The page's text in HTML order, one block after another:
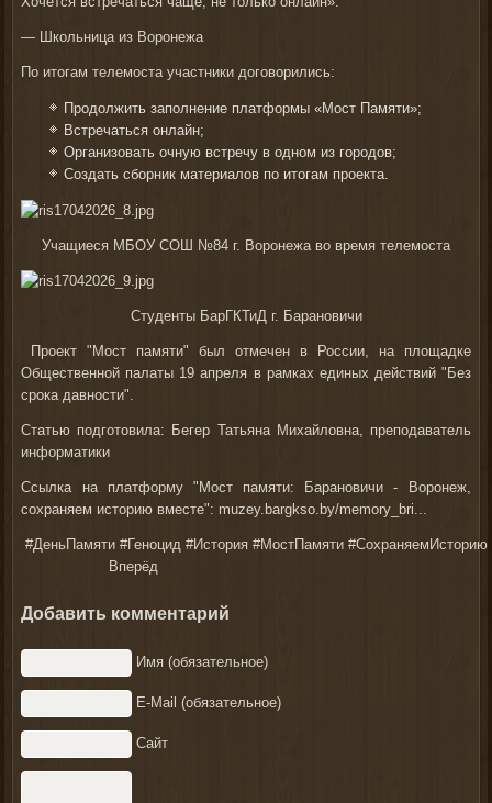
— Школьница из Воронежа
По итогам телемоста участники договорились:
Продолжить заполнение платформы «Мост Памяти»;
Встречаться онлайн;
Организовать очную встречу в одном из городов;
Создать сборник материалов по итогам проекта.
Учащиеся МБОУ СОШ №84 г. Воронежа во время телемоста
Студенты БарГКТиД г. Барановичи
Проект "Мост памяти" был отмечен в России, на площадке
Общественной палаты 19 апреля в рамках единых действий "Без
срока давности".
Статью подготовила: Бегер Татьяна Михайловна, преподаватель
информатики
Ссылка на платформу "Мост памяти: Барановичи - Воронеж,
сохраняем историю вместе": muzey.bargkso.by/memory_bri...
#ДеньПамяти #Геноцид #История #МостПамяти #СохраняемИсторию
Вперёд
Добавить комментарий
Имя (обязательное)
E-Mail (обязательное)
Сайт